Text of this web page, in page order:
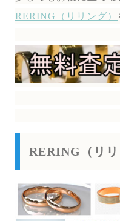
RERING（リリング）
RERING（リ